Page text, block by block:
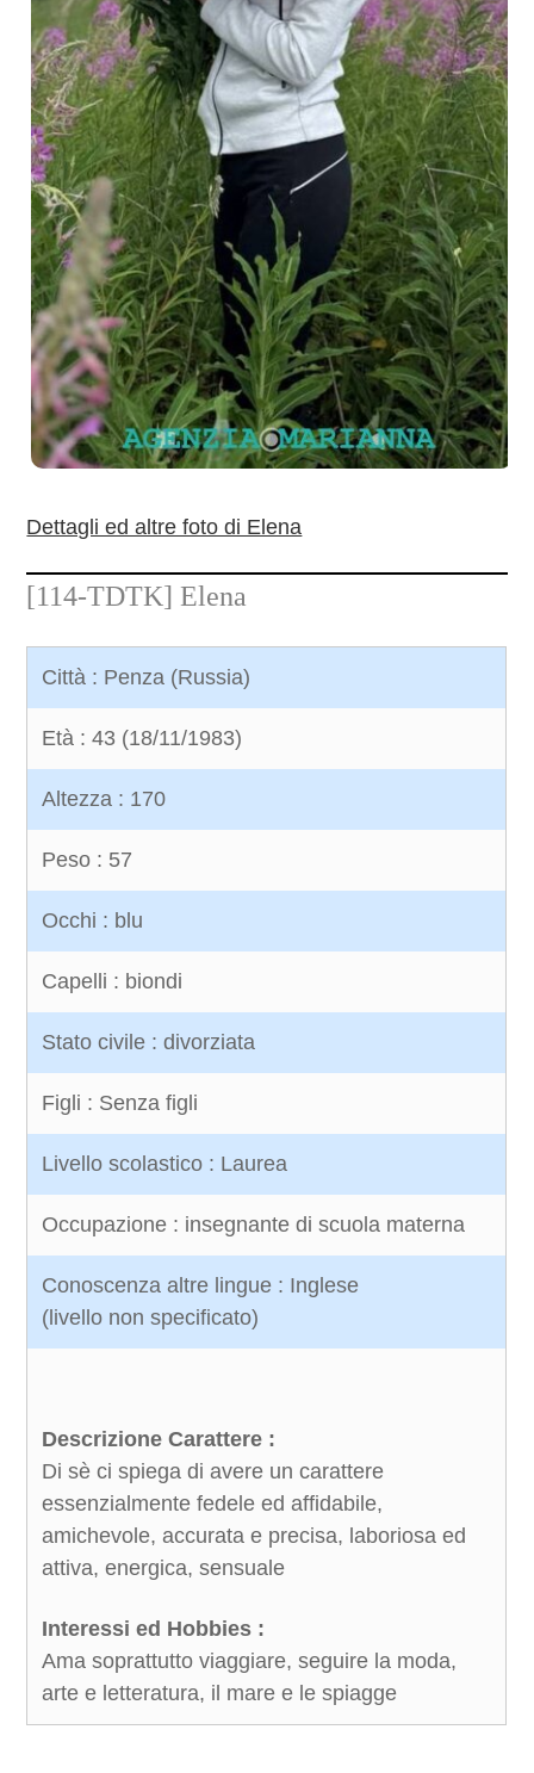
Dettagli ed altre foto di Elena
[114-TDTK]Elena
Città : Penza (Russia)
Età : 43 (18/11/1983)
Altezza : 170
Peso : 57
Occhi : blu
Capelli : biondi
Stato civile : divorziata
Figli : Senza figli
Livello scolastico : Laurea
Occupazione : insegnante di scuola materna
Conoscenza altre lingue : Inglese
(livello non specificato)
Descrizione Carattere :
Di sè ci spiega di avere un carattere
essenzialmente fedele ed affidabile,
amichevole, accurata e precisa, laboriosa ed
attiva, energica, sensuale
Interessi ed Hobbies :
Ama soprattutto viaggiare, seguire la moda,
arte e letteratura, il mare e le spiagge